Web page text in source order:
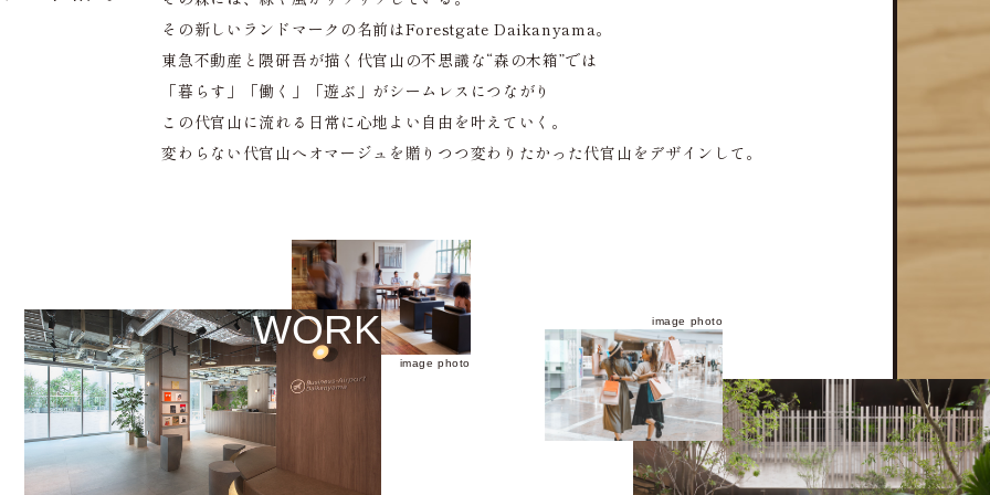
その新しいランドマークの名前はForestgate Daikanyama。
東急不動産と隈研吾が描く代官山の不思議な“森の木箱”では
「暮らす」「働く」「遊ぶ」がシームレスにつながり
この代官山に流れる日常に心地よい自由を叶えていく。
変わらない代官山へオマージュを贈りつつ変わりたかった代官山をデザインして。
image photo
WORK image photo